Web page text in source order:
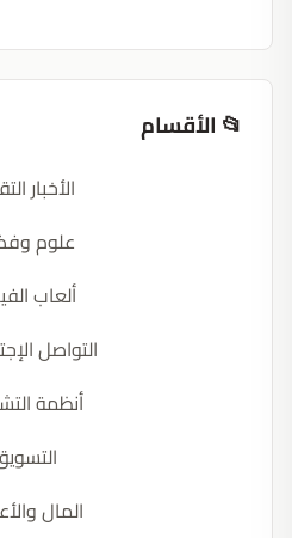
📂 الأقسام
الأخبار
علوم
ألعاب
التواصل
أنظمة
المال